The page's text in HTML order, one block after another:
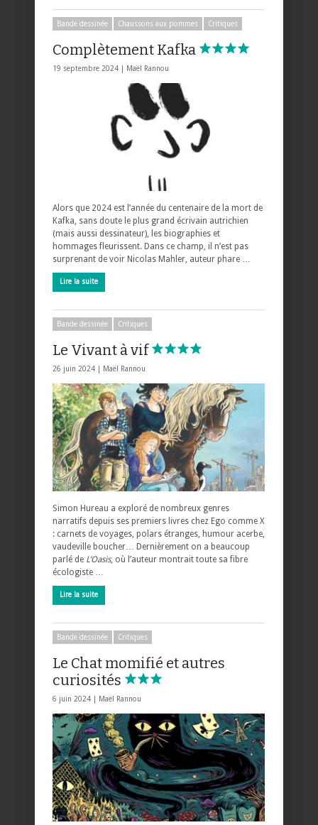
Bande dessinée Chaussons aux pommes Critiques
Complètement Kafka
19 septembre 2024 | Maël Rannou
Alors que 2024 est l’année du centenaire de la mort de
Kafka, sans doute le plus grand écrivain autrichien
(mais aussi dessinateur), les biographies et
hommages fleurissent. Dans ce champ, il n’est pas
surprenant de voir Nicolas Mahler, auteur phare …
Lire la suite
Bande dessinée Critiques
Le Vivant à vif
26 juin 2024 | Maël Rannou
Simon Hureau a exploré de nombreux genres
narratifs depuis ses premiers livres chez Ego comme X
: carnets de voyages, polars étranges, humour acerbe,
vaudeville boucher… Dernièrement on a beaucoup
parlé de L’Oasis, où l’auteur montrait toute sa fibre
écologiste …
Lire la suite
Bande dessinée Critiques
Le Chat momifié et autres
curiosités
6 juin 2024 | Maël Rannou